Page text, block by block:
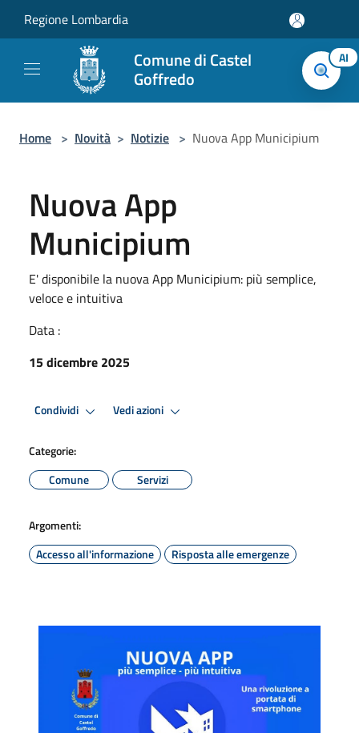
Regione Lombardia
Comune di Castel
Goffredo
AI
Home > Novità > Notizie > Nuova App Municipium
Nuova App
Municipium
E' disponibile la nuova App Municipium: più semplice,
veloce e intuitiva
Data :
15 dicembre 2025
Condividi Vedi azioni
Categorie:
Comune
Servizi
Argomenti:
Accesso all'informazione
Risposta alle emergenze